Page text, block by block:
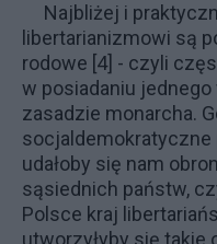
Najbliżej i
libertarianizmowi są
rodowe [4] - czyli
w posiadaniu jednego
zasadzie monarcha.
socjaldemokratyczne
udałoby się nam
sąsiednich państw,
Polsce kraj
utworzyłyby się takie